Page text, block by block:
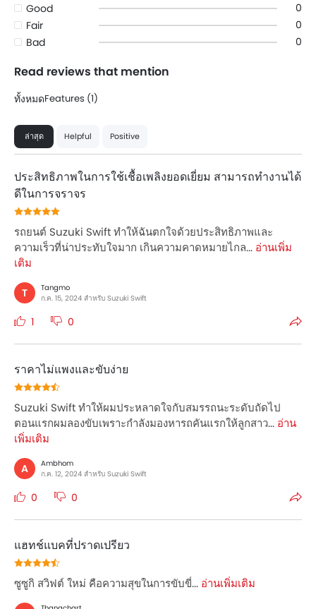
Good
0
Fair
0
Bad
0
Read reviews that mention
ทั้งหมดFeatures (1)
ล่าสุด Helpful Positive
ประสิทธิภาพในการใช้เชื้อเพลิงยอดเยี่ยม สามารถทำงานได้
ดีในการจราจร
รถยนต์ Suzuki Swift ทำให้ฉันตกใจด้วยประสิทธิภาพและ
ความเร็วที่น่าประทับใจมาก เกินความคาดหมายไกล... อ่านเพิ่ม
เติม
T
Tangmo
ก.ค. 15, 2024 สำหรับ Suzuki Swift
1 0
ราคาไม่แพงและขับง่าย
Suzuki Swift ทำให้ผมประหลาดใจกับสมรรถนะระดับถัดไป
ตอนแรกผมลองขับเพราะกำลังมองหารถคันแรกให้ลูกสาว... อ่าน
เพิ่มเติม
A
Ambhom
ก.ค. 12, 2024 สำหรับ Suzuki Swift
0 0
แฮทช์แบคที่ปราดเปรียว
ซูซูกิ สวิฟต์ ใหม่ คือความสุขในการขับขี่... อ่านเพิ่มเติม